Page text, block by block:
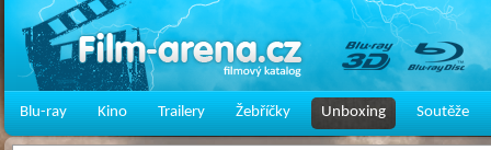
Blu-ray Kino Trailery Žebříčky Unboxing Soutěže